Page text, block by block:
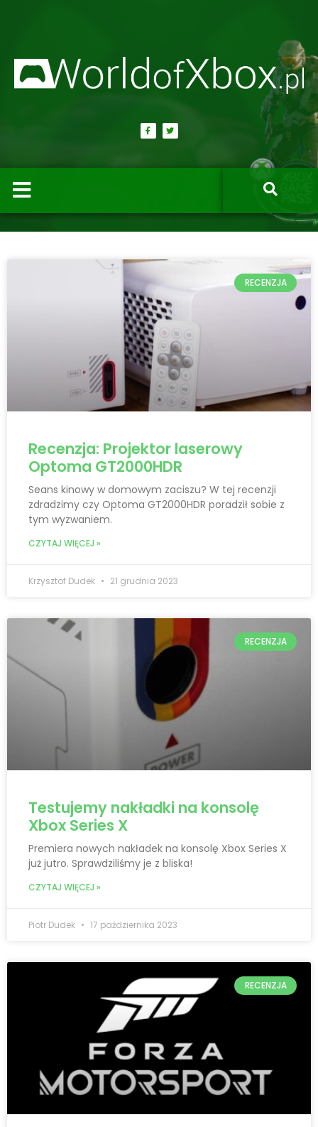
RECENZJA
Recenzja: Projektor laserowy
Optoma GT2000HDR
Seans kinowy w domowym zaciszu? W tej recenzji
zdradzimy czy Optoma GT2000HDR poradził sobie z
tym wyzwaniem.
CZYTAJ WIĘCEJ »
Krzysztof Dudek 21 grudnia 2023
RECENZJA
Testujemy nakładki na konsolę
Xbox Series X
Premiera nowych nakładek na konsolę Xbox Series X
już jutro. Sprawdziliśmy je z bliska!
CZYTAJ WIĘCEJ »
Piotr Dudek 17 października 2023
RECENZJA